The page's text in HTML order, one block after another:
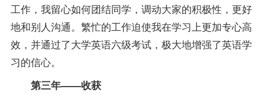
工作，我留心如何团结同学，调动大家的积极性，更好
地和别人沟通。繁忙的工作迫使我在学习上更加专心高
效，并通过了大学英语六级考试，极大地增强了英语学
习的信心。
第三年——收获